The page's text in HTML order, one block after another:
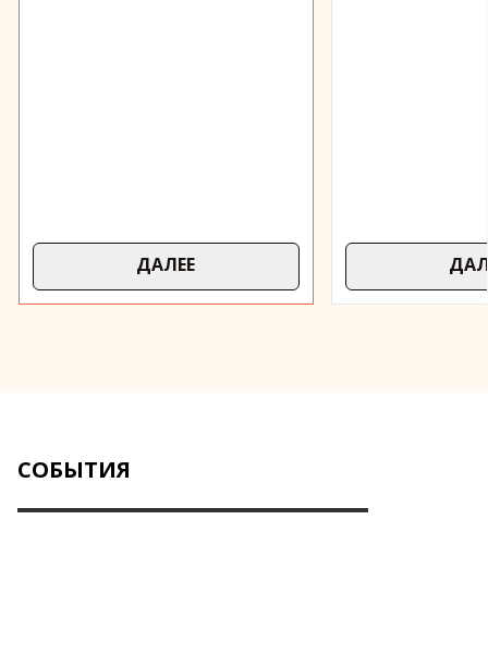
ДАЛЕЕ
СОБЫТИЯ
ICONIC High Tea